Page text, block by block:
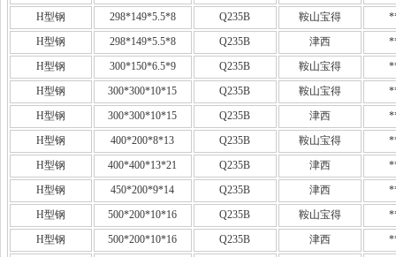
H型钢
298*149*5.5*8 Q235B 鞍山宝得
H型钢
298*149*5.5*8 Q235B 津西
H型钢
300*150*6.5*9 Q235B 鞍山宝得
H型钢
300*300*10*15 Q235B 鞍山宝得
H型钢
300*300*10*15 Q235B 津西
H型钢
400*200*8*13 Q235B 鞍山宝得
H型钢
400*400*13*21 Q235B 津西
H型钢
450*200*9*14 Q235B 津西
H型钢
500*200*10*16 Q235B 鞍山宝得
H型钢
500*200*10*16 Q235B 津西